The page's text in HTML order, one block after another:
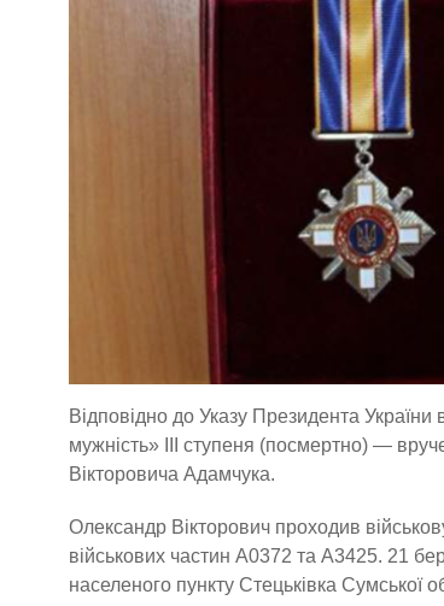
Відповідно до Указу Президента
мужність» III ступеня (посмертно) —
Вікторовича Адамчука.
Олександр Вікторович проходив
військових частин А0372 та А3425. 21
населеного пункту Стецьківка Сумської